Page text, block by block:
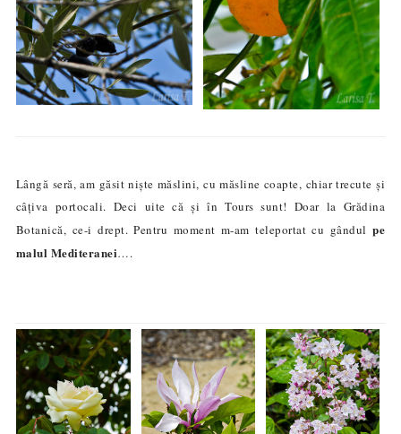
Lângă seră, am găsit niște măslini, cu măsline coapte, chiar trecute și
câțiva portocali. Deci uite că și în Tours sunt! Doar la Grădina
Botanică, ce-i drept. Pentru moment m-am teleportat cu gândulpe
malul Mediteranei….